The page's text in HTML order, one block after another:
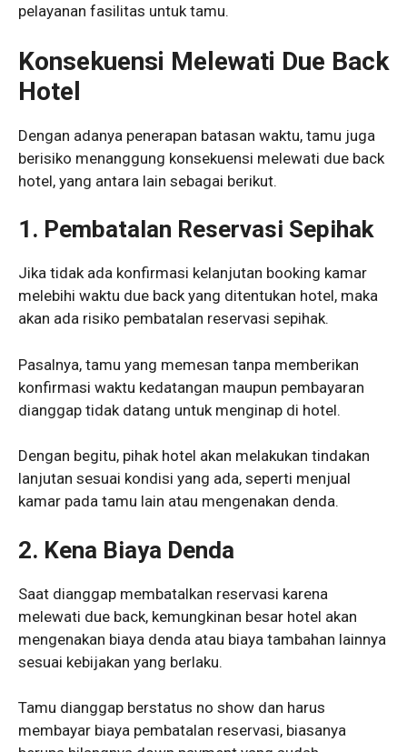
pelayanan fasilitas untuk tamu.
Konsekuensi Melewati Due Back
Hotel
Dengan adanya penerapan batasan waktu, tamu juga
berisiko menanggung konsekuensi melewati due back
hotel, yang antara lain sebagai berikut.
1. Pembatalan Reservasi Sepihak
Jika tidak ada konfirmasi kelanjutan booking kamar
melebihi waktu due back yang ditentukan hotel, maka
akan ada risiko pembatalan reservasi sepihak.
Pasalnya, tamu yang memesan tanpa memberikan
konfirmasi waktu kedatangan maupun pembayaran
dianggap tidak datang untuk menginap di hotel.
Dengan begitu, pihak hotel akan melakukan tindakan
lanjutan sesuai kondisi yang ada, seperti menjual
kamar pada tamu lain atau mengenakan denda.
2. Kena Biaya Denda
Saat dianggap membatalkan reservasi karena
melewati due back, kemungkinan besar hotel akan
mengenakan biaya denda atau biaya tambahan lainnya
sesuai kebijakan yang berlaku.
Tamu dianggap berstatus no show dan harus
membayar biaya pembatalan reservasi, biasanya